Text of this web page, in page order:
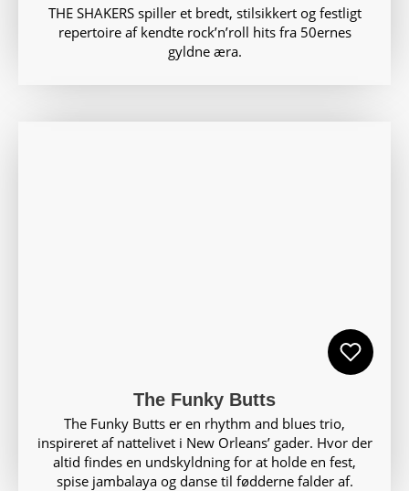
THE SHAKERS spiller et bredt, stilsikkert og festligt
repertoire af kendte rock’n’roll hits fra 50ernes
gyldne æra.
The Funky Butts
The Funky Butts er en rhythm and blues trio,
inspireret af nattelivet i New Orleans’ gader. Hvor der
altid findes en undskyldning for at holde en fest,
spise jambalaya og danse til fødderne falder af.